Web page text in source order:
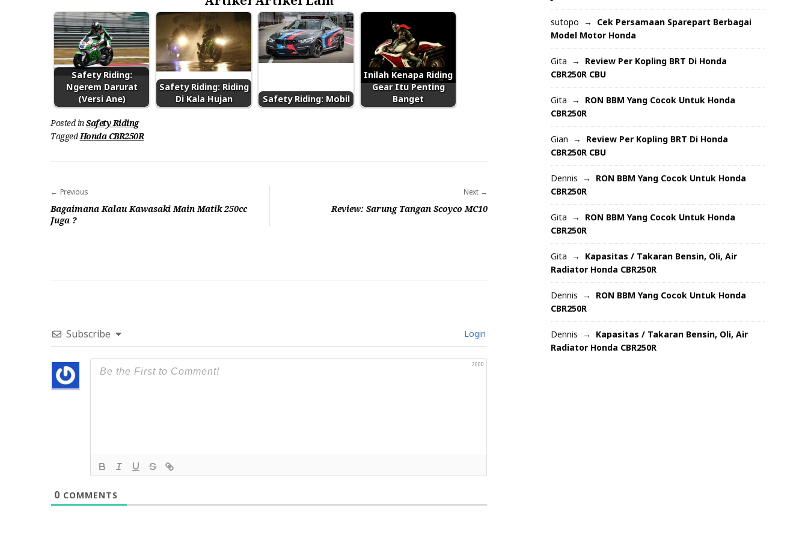
Safety Riding:
Ngerem Darurat
(Versi Ane)
Safety Riding: Riding
Di Kala Hujan
Safety Riding: Mobil
Inilah Kenapa Riding
Gear Itu Penting
Banget
Posted inSafety Riding
TaggedHonda CBR250R
Navigasi
pos
Previous
Bagaimana Kalau Kawasaki Main Matik 250cc
Juga ?
Next
Review: Sarung Tangan Scoyco MC10
Subscribe Login
2000
0 COMMENTS
sutopo
Cek Persamaan Sparepart Berbagai
Model Motor Honda
Gita
Review Per Kopling BRT Di Honda
CBR250R CBU
Gita
RON BBM Yang Cocok Untuk Honda
CBR250R
Gian
Review Per Kopling BRT Di Honda
CBR250R CBU
Dennis
RON BBM Yang Cocok Untuk Honda
CBR250R
Gita
RON BBM Yang Cocok Untuk Honda
CBR250R
Gita
Kapasitas / Takaran Bensin, Oli, Air
Radiator Honda CBR250R
Dennis
RON BBM Yang Cocok Untuk Honda
CBR250R
Dennis
Kapasitas / Takaran Bensin, Oli, Air
Radiator Honda CBR250R